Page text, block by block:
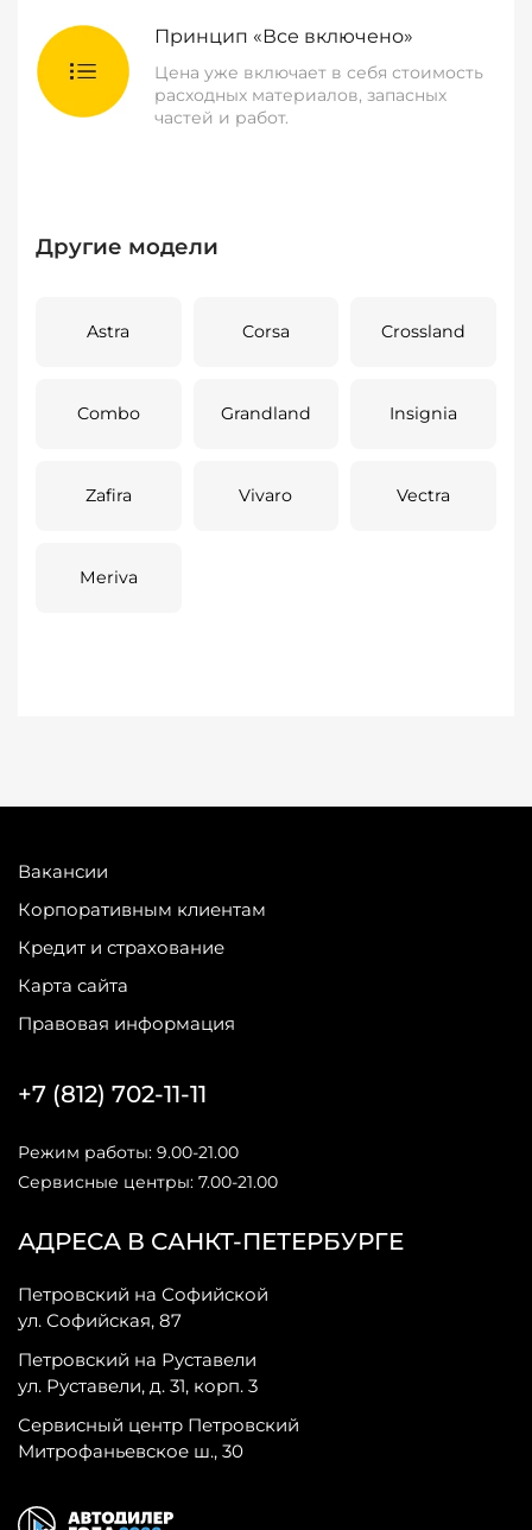
Принцип «Все включено»
Цена уже включает в себя стоимость
расходных материалов, запасных
частей и работ.
Другие модели
Astra Corsa Crossland
Combo Grandland Insignia
Zafira Vivaro Vectra
Meriva
Вакансии
Корпоративным клиентам
Кредит и страхование
Карта сайта
Правовая информация
АДРЕСА В САНКТ-ПЕТЕРБУРГЕ
Петровский на Софийской
ул. Софийская, 87
Петровский на Руставели
ул. Руставели, д. 31, корп. 3
Сервисный центр Петровский
Митрофаньевское ш., 30
+7 (812) 702-11-11
Режим работы: 9.00-21.00
Сервисные центры: 7.00-21.00